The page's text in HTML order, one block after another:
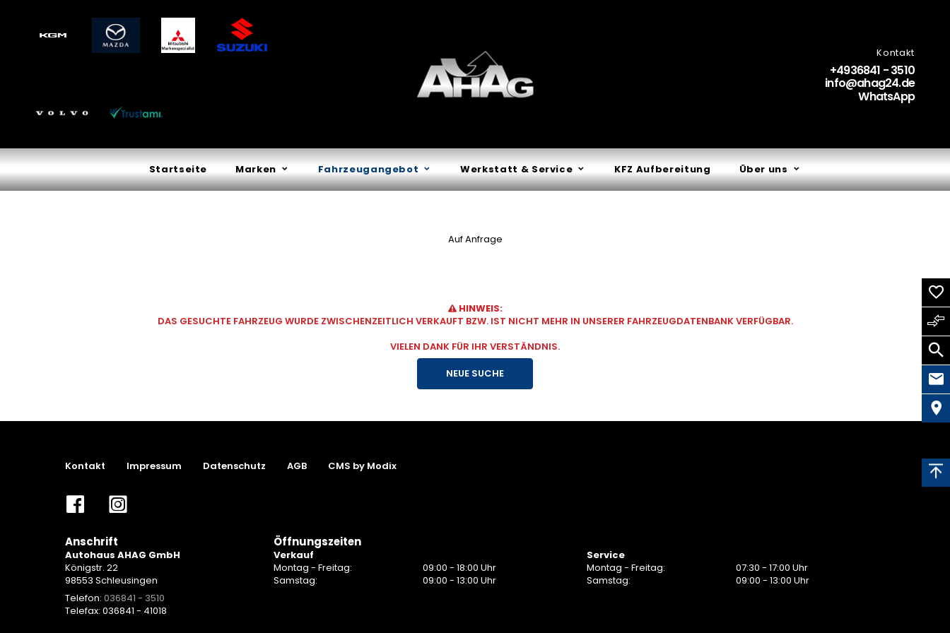
Kontakt
+4936841 - 3510
info@ahag24.de
WhatsApp
Startseite Marken Fahrzeugangebot Werkstatt & Service KFZ Aufbereitung Über uns
Auf Anfrage
HINWEIS:
DAS GESUCHTE FAHRZEUG WURDE ZWISCHENZEITLICH VERKAUFT BZW. IST NICHT MEHR IN UNSERER FAHRZEUGDATENBANK VERFÜGBAR.
VIELEN DANK FÜR IHR VERSTÄNDNIS.
NEUE SUCHE
Kontakt Impressum Datenschutz AGB CMS by Modix
Anschrift
Autohaus AHAG GmbH
Königstr. 22
98553 Schleusingen
Telefon: 036841 - 3510
Telefax: 036841 - 41018
Öffnungszeiten
Verkauf
Montag - Freitag:
09:00 - 18:00 Uhr
Samstag:
09:00 - 13:00 Uhr
Service
Montag - Freitag:
07:30 - 17:00 Uhr
Samstag:
09:00 - 13:00 Uhr